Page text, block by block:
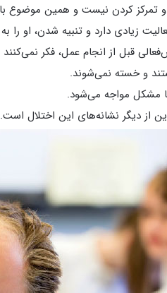
و تمرکز کردن نیست و همین
زیادی دارد و تنبیه شدن، او را
قبل از انجام عمل، فکر
و خسته نمی‌شوند.
مشکل مواجه می‌شود.
از دیگر نشانه‌های این اختلال است.